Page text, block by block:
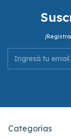
Categorías